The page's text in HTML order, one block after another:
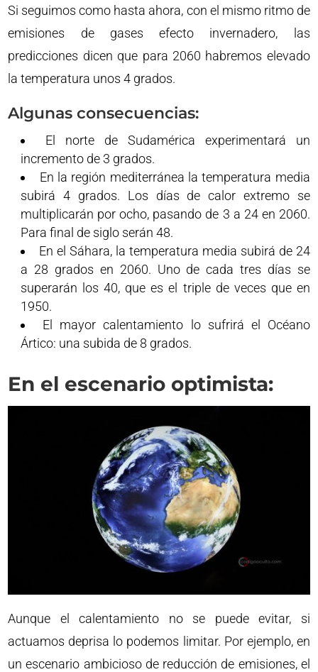
Si seguimos como hasta ahora, con el mismo ritmo de
emisiones de gases efecto invernadero, las
predicciones dicen que para 2060 habremos elevado
la temperatura unos 4 grados.
Algunas consecuencias:
El norte de Sudamérica experimentará un
incremento de 3 grados.
En la región mediterránea la temperatura media
subirá 4 grados. Los días de calor extremo se
multiplicarán por ocho, pasando de 3 a 24 en 2060.
Para final de siglo serán 48.
En el Sáhara, la temperatura media subirá de 24
a 28 grados en 2060. Uno de cada tres días se
superarán los 40, que es el triple de veces que en
1950.
El mayor calentamiento lo sufrirá el Océano
Ártico: una subida de 8 grados.
En el escenario optimista:
Aunque el calentamiento no se puede evitar, si
actuamos deprisa lo podemos limitar. Por ejemplo, en
un escenario ambicioso de reducción de emisiones, el